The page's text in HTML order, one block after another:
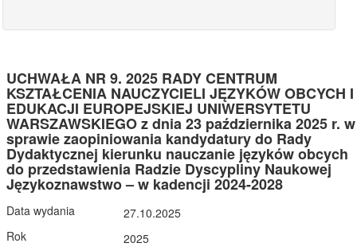
UCHWAŁA NR 9. 2025 RADY CENTRUM
KSZTAŁCENIA NAUCZYCIELI JĘZYKÓW OBCYCH I
EDUKACJI EUROPEJSKIEJ UNIWERSYTETU
WARSZAWSKIEGO z dnia 23 października 2025 r. w
sprawie zaopiniowania kandydatury do Rady
Dydaktycznej kierunku nauczanie języków obcych
do przedstawienia Radzie Dyscypliny Naukowej
Językoznawstwo – w kadencji 2024-2028
Data wydania
27.10.2025
Rok
2025